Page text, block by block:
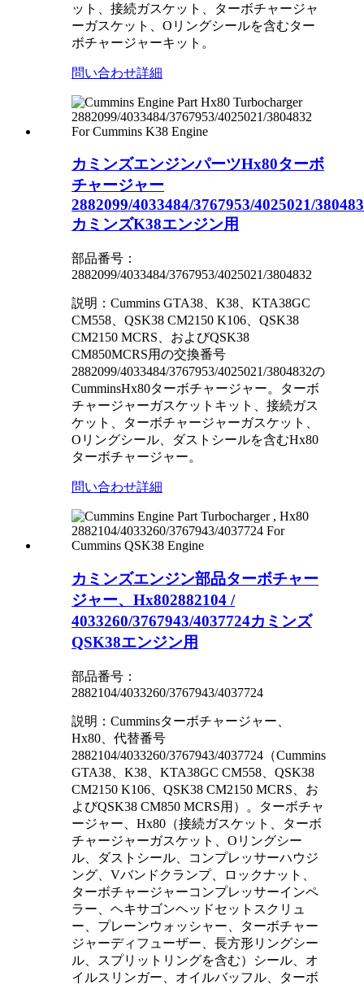
ット、接続ガスケット、ターボチャージャ
ーガスケット、Oリングシールを含むター
ボチャージャーキット。
問い合わせ詳細
カミンズエンジンパーツHx80ターボ
チャージャー
2882099/4033484/3767953/4025021/
カミンズK38エンジン用
部品番号：
2882099/4033484/3767953/4025021/3804832
説明：Cummins GTA38、K38、KTA38GC
CM558、QSK38 CM2150 K106、QSK38
CM2150 MCRS、およびQSK38
CM850MCRS用の交換番号
2882099/4033484/3767953/4025021/3804832の
CumminsHx80ターボチャージャー。ターボ
チャージャーガスケットキット、接続ガス
ケット、ターボチャージャーガスケット、
Oリングシール、ダストシールを含むHx80
ターボチャージャー。
問い合わせ詳細
カミンズエンジン部品ターボチャー
ジャー、Hx802882104 /
4033260/3767943/4037724カミンズ
QSK38エンジン用
部品番号：
2882104/4033260/3767943/4037724
説明：Cumminsターボチャージャー、
Hx80、代替番号
2882104/4033260/3767943/4037724（Cummins
GTA38、K38、KTA38GC CM558、QSK38
CM2150 K106、QSK38 CM2150 MCRS、お
よびQSK38 CM850 MCRS用）。ターボチャ
ージャー、Hx80（接続ガスケット、ターボ
チャージャーガスケット、Oリングシー
ル、ダストシール、コンプレッサーハウジ
ング、Vバンドクランプ、ロックナット、
ターボチャージャーコンプレッサーインペ
ラー、ヘキサゴンヘッドセットスクリュ
ー、プレーンウォッシャー、ターボチャー
ジャーディフューザー、長方形リングシー
ル、スプリットリングを含む）シール、オ
イルスリンガー、オイルバッフル、ターボ